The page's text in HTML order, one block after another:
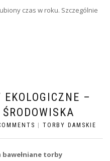
czas w roku. Szczególnie
EKOLOGICZNE –
TORBY DAMSKIE
bawełniane torby